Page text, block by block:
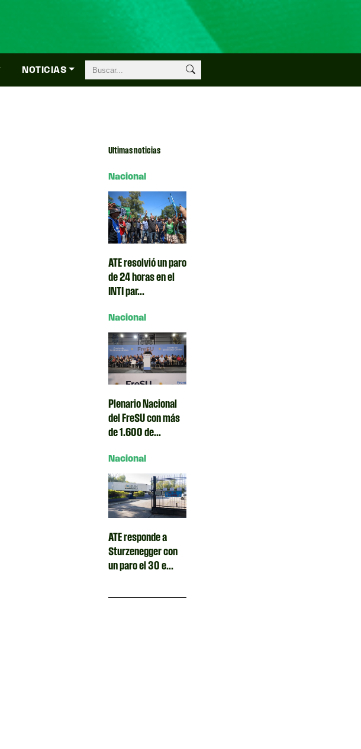
NOTICIAS
Ultimas noticias
Nacional
ATE resolvió un paro
de 24 horas en el
INTI par...
Nacional
Plenario Nacional
del FreSU con más
de 1.600 de...
Nacional
ATE responde a
Sturzenegger con
un paro el 30 e...